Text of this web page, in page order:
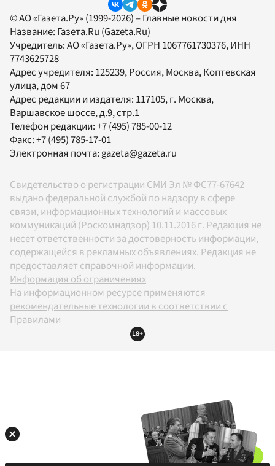
© АО «Газета.Ру» (1999-2026) – Главные новости дня
Название: Газета.Ru (Gazeta.Ru)
Учредитель:АО «Газета.Ру», ОГРН 1067761730376, ИНН
7743625728
Адрес учредителя: 125239, Россия, Москва, Коптевская
улица, дом 67
Адрес редакции и издателя: 117105, г. Москва,
Варшавское шоссе, д.9, стр.1
Телефон редакции:+7 (495) 785-00-12
Факс:+7 (495) 785-17-01
Электронная почта:gazeta@gazeta.ru
Свидетельство о регистрации СМИ Эл № ФС77-67642
выдано федеральной службой по надзору в сфере
связи, информационных технологий и массовых
коммуникаций (Роскомнадзор) 10.11.2016 г. Редакция не
несет ответственности за достоверность информации,
содержащейся в рекламных объявлениях. Редакция не
предоставляет справочной информации.
Информация об ограничениях
На информационном ресурсе применяются
рекомендательные технологии в соответствии с
Правилами
18+